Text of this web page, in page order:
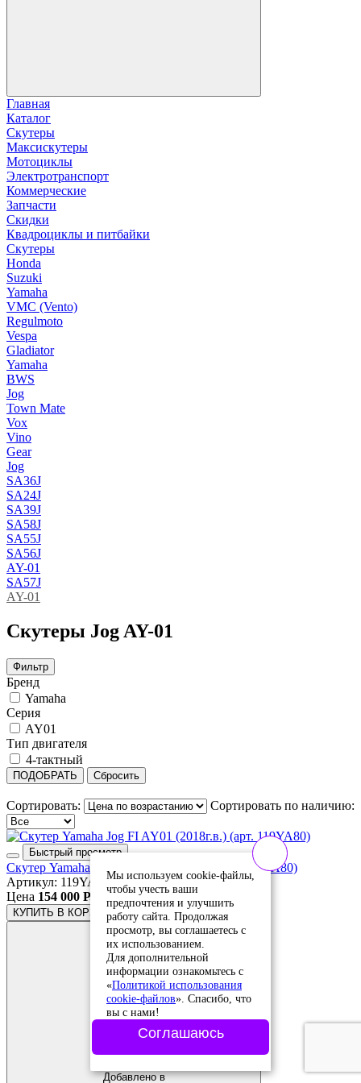
Главная
Каталог
Скутеры
Максискутеры
Мотоциклы
Электротранспорт
Коммерческие
Запчасти
Скидки
Квадроциклы и питбайки
Скутеры
Honda
Suzuki
Yamaha
VMC (Vento)
Regulmoto
Vespa
Gladiator
Yamaha
BWS
Jog
Town Mate
Vox
Vino
Gear
Jog
SA36J
SA24J
SA39J
SA58J
SA55J
SA56J
AY-01
SA57J
AY-01
Скутеры Jog AY-01
Фильтр
Бренд
Yamaha
Серия
AY01
Тип двигателя
4-тактный
ПОДОБРАТЬ Сбросить
Сортировать: Сортировать по наличию:
Быстрый просмотр
Скутер Yamaha Jog FI AY01 (2018г.в.) (арт. 119YA80)
Артикул: 119YA80
Цена 154 000 Р.
КУПИТЬ В КОРЗИНЕ
Добавить в
Добавлено в
Мы используем cookie-файлы,
чтобы учесть ваши
предпочтения и улучшить
работу сайта. Продолжая
просмотр, вы соглашаетесь с
их использованием.
Для дополнительной
информации ознакомьтесь с
«Политикой использования
cookie-файлов». Спасибо, что
вы с нами!
Соглашаюсь